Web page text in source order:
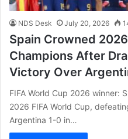
NDS Desk July 20, 2026
Spain Crowned
Champions After
Victory Over
FIFA World Cup 2026 winner:
2026 FIFA World Cup,
Argentina 1-0 in…